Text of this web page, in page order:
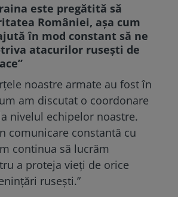
este pregătită să
României, așa cum
în mod constant să ne
atacurilor rusești de
noastre armate au fost în
am discutat o coordonare
nivelul echipelor noastre.
comunicare constantă cu
continua să lucrăm
a proteja vieți de orice
rusești.”